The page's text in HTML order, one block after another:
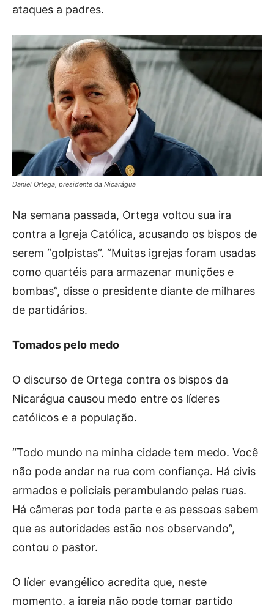
ataques a padres.
Daniel Ortega, presidente da Nicarágua
Na semana passada, Ortega voltou sua ira
contra a Igreja Católica, acusando os bispos de
serem “golpistas”. “Muitas igrejas foram usadas
como quartéis para armazenar munições e
bombas”, disse o presidente diante de milhares
de partidários.
Tomados pelo medo
O discurso de Ortega contra os bispos da
Nicarágua causou medo entre os líderes
católicos e a população.
“Todo mundo na minha cidade tem medo. Você
não pode andar na rua com confiança. Há civis
armados e policiais perambulando pelas ruas.
Há câmeras por toda parte e as pessoas sabem
que as autoridades estão nos observando”,
contou o pastor.
O líder evangélico acredita que, neste
momento, a igreja não pode tomar partido